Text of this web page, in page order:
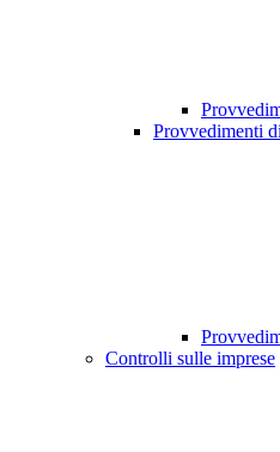
Provvedimenti
Controlli sulle imprese